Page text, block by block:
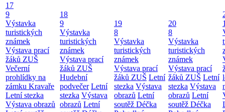
17
9
Výstavka
turistických
známek
Výstava prací
žáků ZUŠ
Večerní
prohlídky na
zámku Kravaře
Letní stezka
Výstava obrazů
18
9
Výstavka
turistických
známek
Výstava prací
žáků ZUŠ
Hudební
podvečer Letní
stezka Výstava
obrazů Letní
19
8
Výstavka
turistických
známek
Výstava prací
žáků ZUŠ Letní
stezka Výstava
obrazů Letní
soutěž Déčka
20
8
Výstavka
turistických
známek
Výstava prací
žáků ZUŠ Letní
stezka Výstava
obrazů Letní
soutěž Déčka